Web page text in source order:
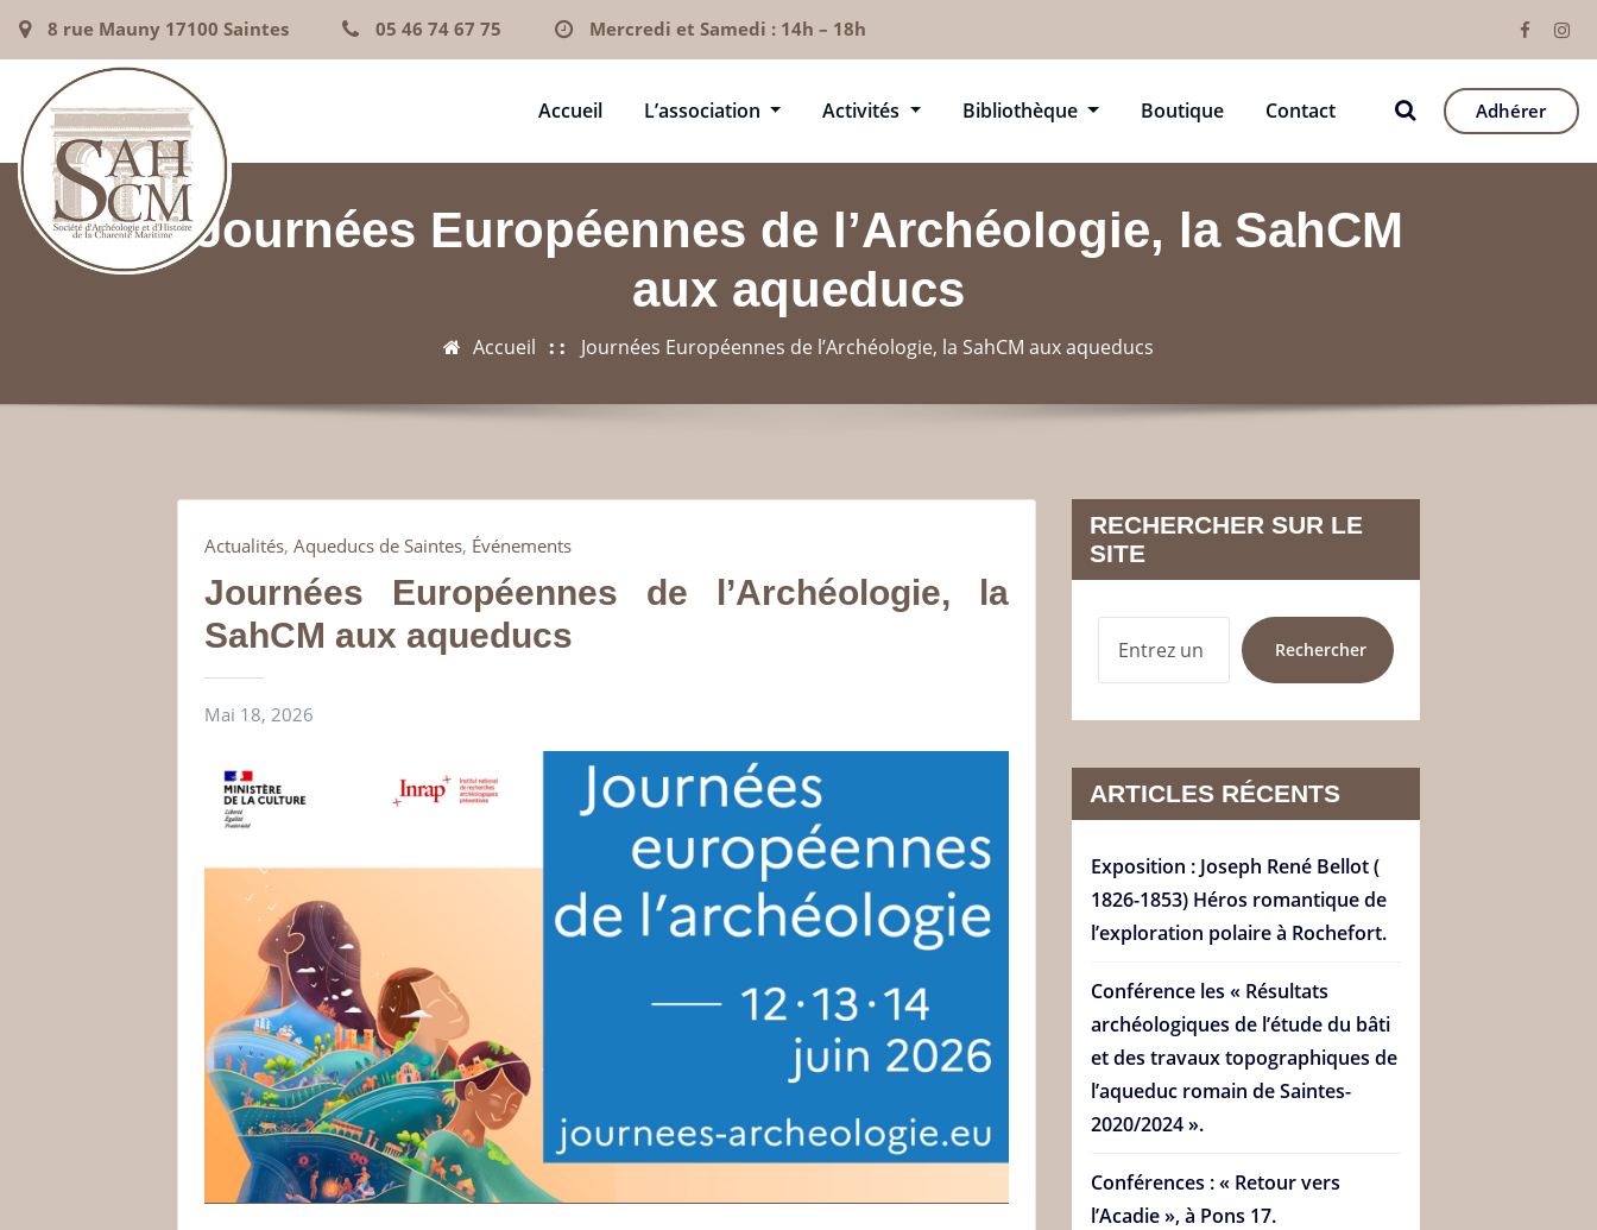
8 rue Mauny 17100 Saintes 05 46 74 67 75 Mercredi et Samedi : 14h – 18h
Accueil L’association Activités Bibliothèque Boutique Contact Adhérer
Journées Européennes de l’Archéologie, la SahCM
aux aqueducs
Accueil Journées Européennes de l’Archéologie, la SahCM aux aqueducs
Actualités,Aqueducs de Saintes, Événements
Journées Européennes de l’Archéologie, la
SahCM aux aqueducs
Mai 18, 2026
RECHERCHER SUR LE
SITE
RECHERCHER
Rechercher
ARTICLES RÉCENTS
Exposition : Joseph René Bellot (
1826-1853) Héros romantique de
l’exploration polaire à Rochefort.
Conférence les « Résultats
archéologiques de l’étude du bâti
et des travaux topographiques de
l’aqueduc romain de Saintes-
2020/2024 ».
Conférences : « Retour vers
l’Acadie », à Pons 17.